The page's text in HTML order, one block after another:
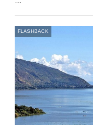
FLASHBACK